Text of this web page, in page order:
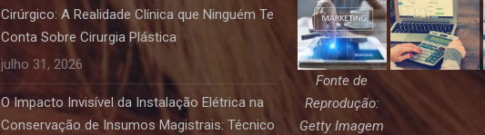
Cirúrgico: A Realidade Clínica que Ninguém Te
Conta Sobre Cirurgia Plástica
julho 31, 2026
O Impacto Invisível da Instalação Elétrica na
Conservação de Insumos Magistrais: Técnico
Fonte de
Reprodução:
Getty Imagem